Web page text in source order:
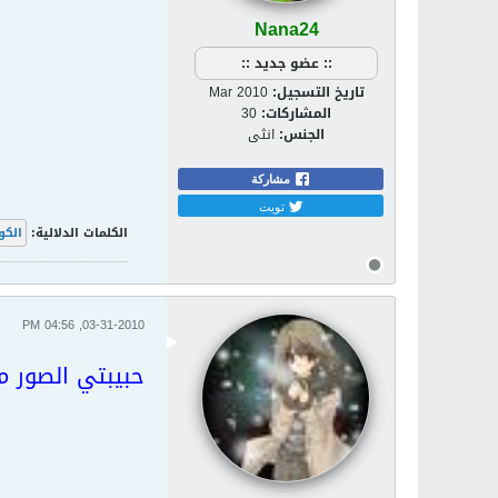
Nana24
:: عضو جديد ::
تاريخ التسجيل: Mar 2010
المشاركات: 30
الجنس: انثى
مشاركة
تويت
الكلمات الدلالية:
03-31-2010, 04:56 PM
حبيبتي الصور